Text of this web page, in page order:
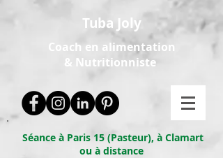
Tuba Joly
Coach en alimentation
& Nutritionniste
Séance à Paris 15 (Pasteur), à Clamart
ou à distance